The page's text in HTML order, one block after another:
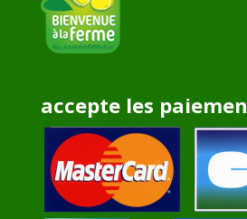
accepte les